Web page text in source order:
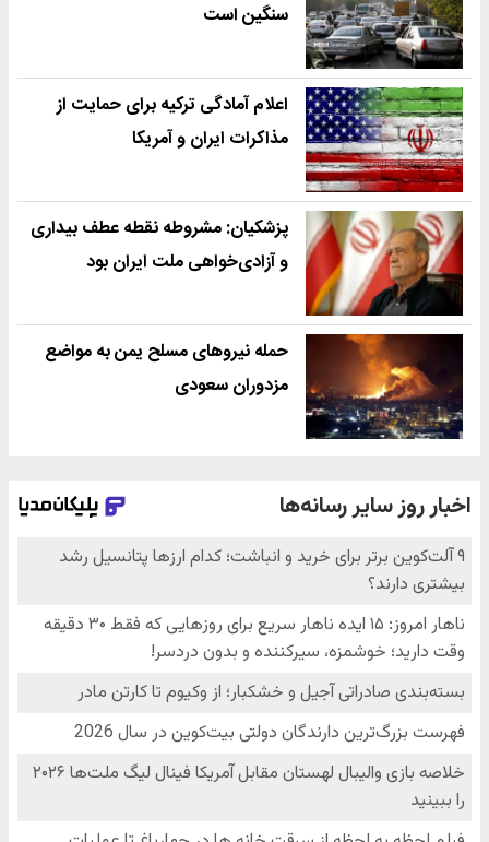
سنگین است
اعلام آمادگی ترکیه برای حمایت از
مذاکرات ایران و آمریکا
پزشکیان: مشروطه نقطه عطف بیداری
و آزادی‌خواهی ملت ایران بود
حمله نیروهای مسلح یمن به مواضع
مزدوران سعودی